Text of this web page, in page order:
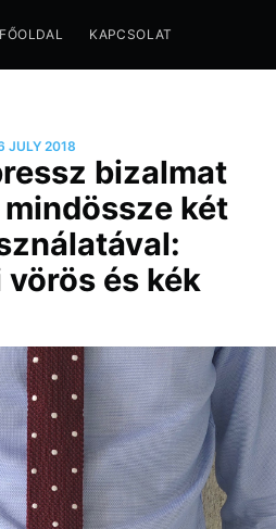
FŐOLDAL KAPCSOLAT
JULY 2018
bizalmat
két
és kék